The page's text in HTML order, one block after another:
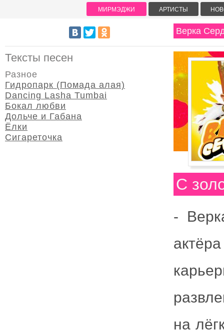
Верка
С
-
на
Тексты песен
Разное
Гидропарк (Помада алая)
Dancing Lasha Tumbai
Бокал любви
Дольче и Габана
Ёлки
Сигареточка
МИРМЭДЖИ АРТИСТЫ